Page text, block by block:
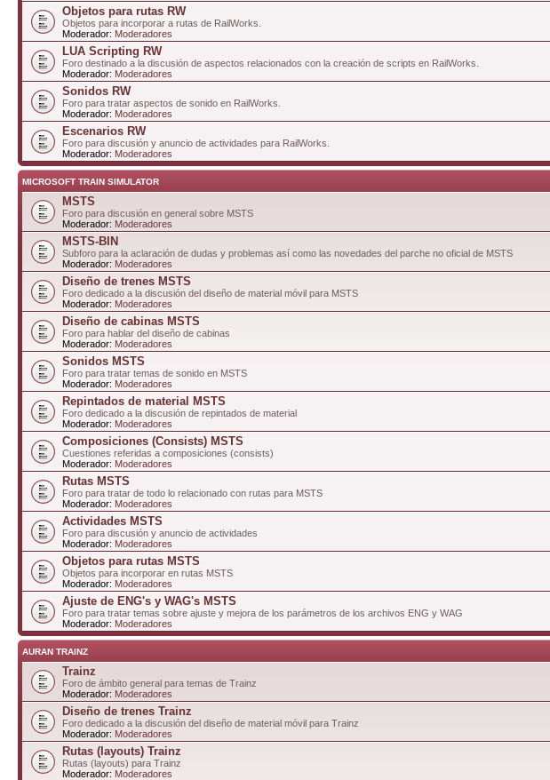
Objetos para rutas RW
Objetos para incorporar a rutas de RailWorks.
Moderador: Moderadores
LUA Scripting RW
Foro destinado a la discusión de aspectos relacionados con la creación de scripts en RailWorks.
Moderador: Moderadores
Sonidos RW
Foro para tratar aspectos de sonido en RailWorks.
Moderador: Moderadores
Escenarios RW
Foro para discusión y anuncio de actividades para RailWorks.
Moderador: Moderadores
MICROSOFT TRAIN SIMULATOR
MSTS
Foro para discusión en general sobre MSTS
Moderador: Moderadores
MSTS-BIN
Subforo para la aclaración de dudas y problemas así como las novedades del parche no oficial de MSTS
Moderador: Moderadores
Diseño de trenes MSTS
Foro dedicado a la discusión del diseño de material móvil para MSTS
Moderador: Moderadores
Diseño de cabinas MSTS
Foro para hablar del diseño de cabinas
Moderador: Moderadores
Sonidos MSTS
Foro para tratar temas de sonido en MSTS
Moderador: Moderadores
Repintados de material MSTS
Foro dedicado a la discusión de repintados de material
Moderador: Moderadores
Composiciones (Consists) MSTS
Cuestiones referidas a composiciones (consists)
Moderador: Moderadores
Rutas MSTS
Foro para tratar de todo lo relacionado con rutas para MSTS
Moderador: Moderadores
Actividades MSTS
Foro para discusión y anuncio de actividades
Moderador: Moderadores
Objetos para rutas MSTS
Objetos para incorporar en rutas MSTS
Moderador: Moderadores
Ajuste de ENG's y WAG's MSTS
Foro para tratar temas sobre ajuste y mejora de los parámetros de los archivos ENG y WAG
Moderador: Moderadores
AURAN TRAINZ
Trainz
Foro de ámbito general para temas de Trainz
Moderador: Moderadores
Diseño de trenes Trainz
Foro dedicado a la discusión del diseño de material móvil para Trainz
Moderador: Moderadores
Rutas (layouts) Trainz
Rutas (layouts) para Trainz
Moderador: Moderadores